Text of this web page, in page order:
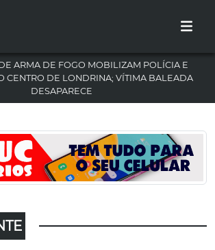
ARMA DE FOGO MOBILIZAM POLÍCIA E
CENTRO DE LONDRINA; VÍTIMA BALEADA
DESAPARECE